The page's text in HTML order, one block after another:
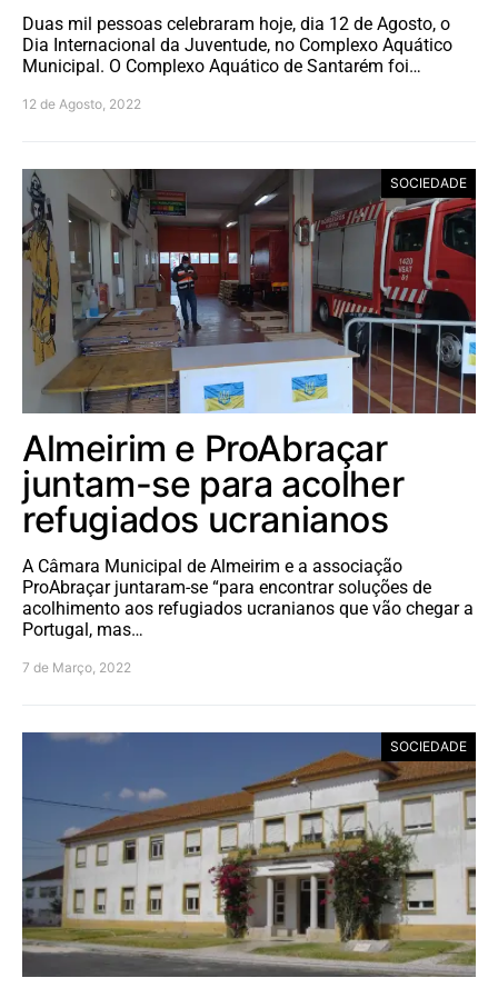
Duas mil pessoas celebraram hoje, dia 12 de Agosto, o
Dia Internacional da Juventude, no Complexo Aquático
Municipal. O Complexo Aquático de Santarém foi…
12 de Agosto, 2022
SOCIEDADE
Almeirim e ProAbraçar
juntam-se para acolher
refugiados ucranianos
A Câmara Municipal de Almeirim e a associação
ProAbraçar juntaram-se “para encontrar soluções de
acolhimento aos refugiados ucranianos que vão chegar a
Portugal, mas…
7 de Março, 2022
SOCIEDADE